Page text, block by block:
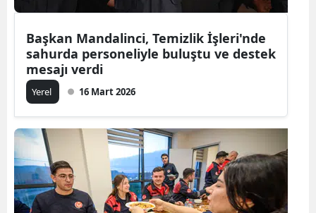
Başkan Mandalinci, Temizlik İşleri'nde
sahurda personeliyle buluştu ve destek
mesajı verdi
Yerel 16 Mart 2026